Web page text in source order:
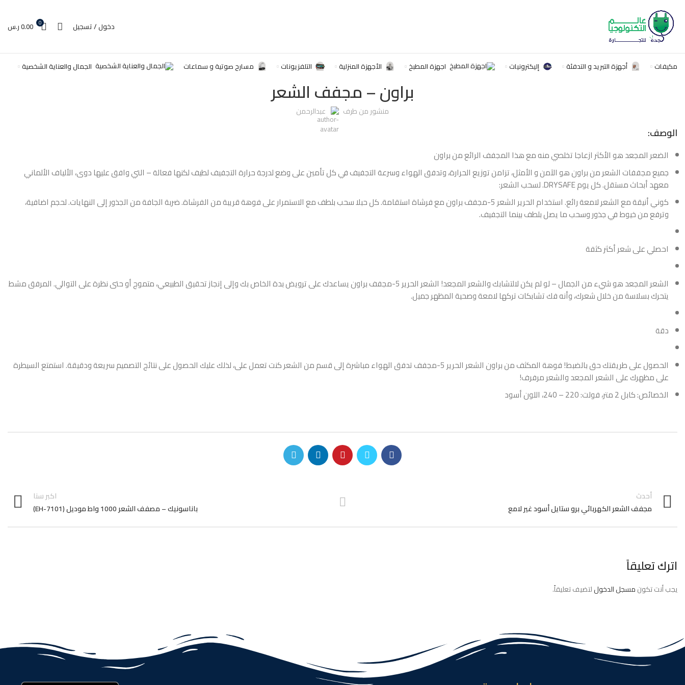
دخول / تسجيل 0
0.00ر.س
مكيفات أجهزة التبريد و التدفئة إليكترونيات اجهزة المطبخ الأجهزة المنزلية التلفزيونات مسارح صوتية و سماعات الجمال والعناية الشخصية الخصائص: كابل 2 متر، فولت: 220 - 240، اللون أسود </LI , الضعر المجعد هو الأكثر ازعاجا تخلصي منه مع هذا المجفف الرائع من براون </LI ,غير مصنف
براون – مجفف الشعر
منشور من طرف عبدالرحمن
الوصف:
الضعر المجعد هو الأكثر ازعاجا تخلصي منه مع هذا المجفف الرائع من براون
جميع مجففات الشعر من براون هو الآمن و الأمثل، تزامن توزيع الحرارة، وتدفق الهواء وسرعة التجفيف في كل تأمين على وضع لدرجة حرارة التجفيف لطيف لكنها فعالة – التي وافق عليها دوى، الألياف الألماني
معهد أبحاث مستقل. كل يوم DRYSAFE. لسحب الشعر:
كوني أنيقة مع الشعر لامعة رائع. استخدام الحرير الشعر 5-مجفف براون مع فرشاة استقامة. كل حبلا سحب بلطف مع الاستمرار على فوهة قريبة من الفرشاة. ضربة الجافة من الجذور إلى النهايات. لحجم اضافية،
وترفع من خيوط في جذور وسحب ما يصل بلطف بينما التجفيف.
احصلي على شعر أكثر كثفة
الشعر المجعد هو شيء من الجمال – لو لم يكن لالتشابك والشعر المجعد! الشعر الحرير 5-مجفف براون يساعدك على ترويض بدة الخاص بك وإلى إنجاز تحقيق الطبيعي، متموج أو حتى نظرة على التوالي. المرفق مشط
يتحرك بسلاسة من خلال شعرك، وأنه فك تشابكات تركها لامعة وصحية المظهر جميل.
دقة
الحصول على طريقتك حق بالضبط! فوهة المكثف من براون الشعر الحرير 5-مجفف تدفق الهواء مباشرة إلى قسم من الشعر كنت تعمل على، لذلك عليك الحصول على نتائج التصميم سريعة ودقيقة. استمتع السيطرة
على مظهرك على الشعر المجعد والشعر مرفرف!
الخصائص: كابل 2 متر، فولت: 220 – 240، اللون أسود
أحدث
مجفف الشعر الكهربائي برو ستايل أسود غير لامع
اكبر سنا
باناسونيك – مصفف الشعر 1000 واط موديل ‫(EH-7101)
اترك تعليقاً
يجب أنت تكونمسجل الدخوللتضيف تعليقاً.